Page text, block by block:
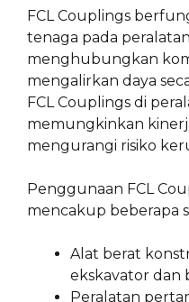
FCL Couplings
tenaga pada
menghubungkan
mengalirkan daya
FCL Couplings di
memungkinkan
mengurangi risiko
Penggunaan FCL
mencakup beberapa
Alat berat
ekskavator dan
Peralatan